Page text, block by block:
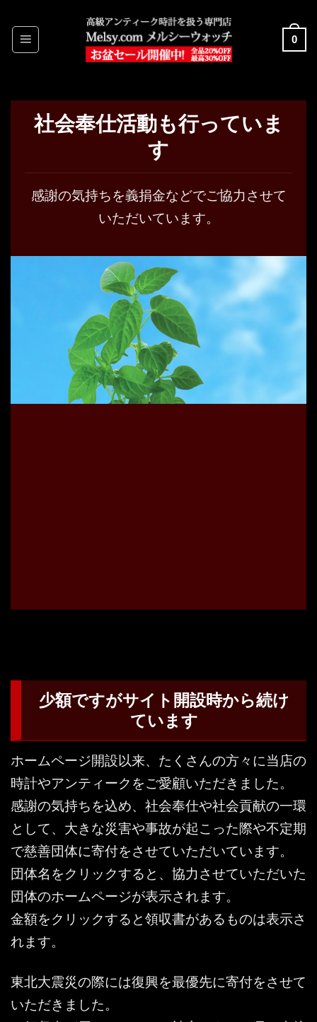
to
content
0
社会奉仕活動も行っていま
す
感謝の気持ちを義捐金などでご協力させて
いただいています。
少額ですがサイト開設時から続け
ています
ホームページ開設以来、たくさんの方々に当店の
時計やアンティークをご愛顧いただきました。
感謝の気持ちを込め、社会奉仕や社会貢献の一環
として、大きな災害や事故が起こった際や不定期
で慈善団体に寄付をさせていただいています。
団体名をクリックすると、協力させていただいた
団体のホームページが表示されます。
金額をクリックすると領収書があるものは表示さ
れます。
東北大震災の際には復興を最優先に寄付をさせて
いただきました。